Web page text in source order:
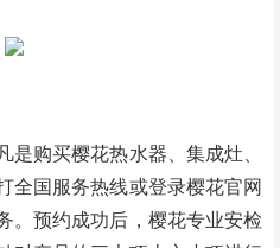
是购买樱花热水器、集成灶、
全国服务热线或登录樱花官网
。预约成功后，樱花专业安检